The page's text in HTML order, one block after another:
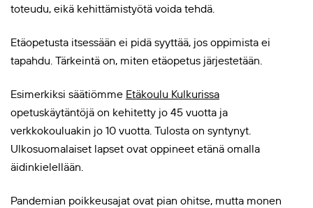
toteudu, eikä kehittämistyötä voida tehdä.
Etäopetusta itsessään ei pidä syyttää, jos oppimista ei
tapahdu. Tärkeintä on, miten etäopetus järjestetään.
Esimerkiksi säätiömme Etäkoulu Kulkurissa
opetuskäytäntöjä on kehitetty jo 45 vuotta ja
verkkokouluakin jo 10 vuotta. Tulosta on syntynyt.
Ulkosuomalaiset lapset ovat oppineet etänä omalla
äidinkielellään.
Pandemian poikkeusajat ovat pian ohitse, mutta monen